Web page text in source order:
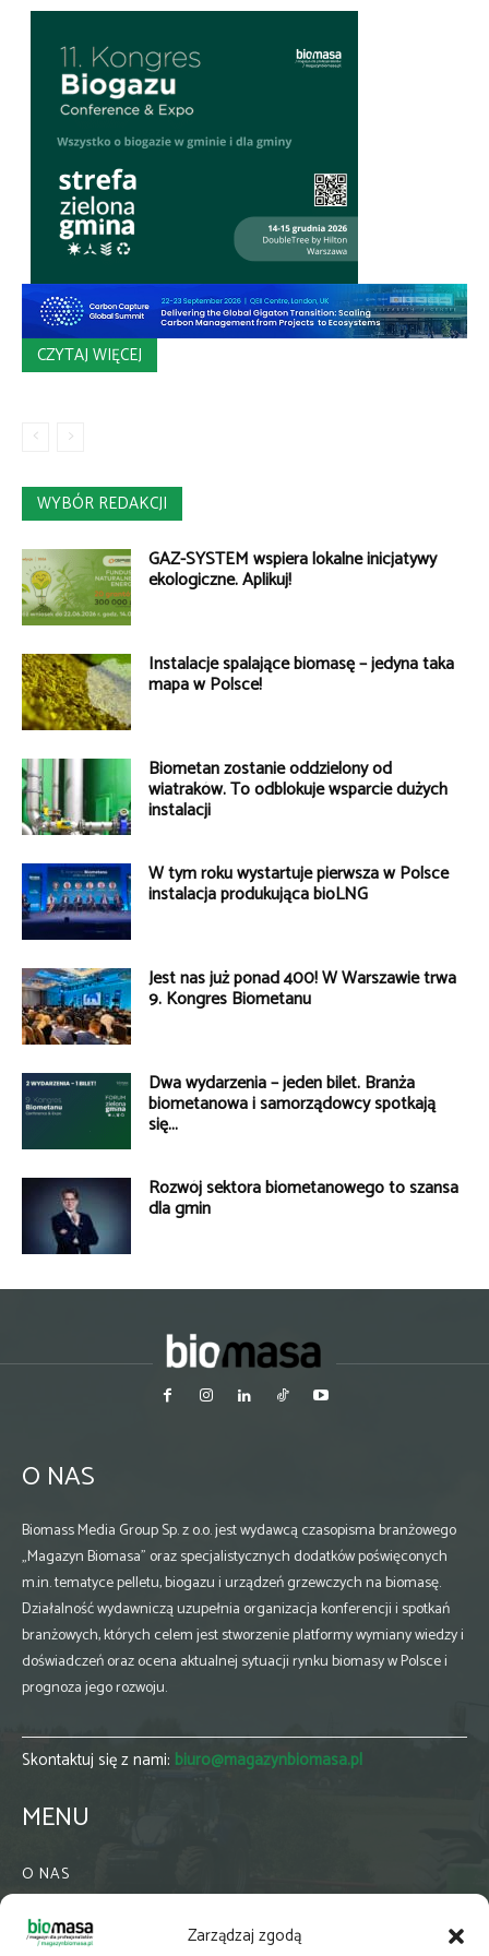
Zarządzaj zgodą
CZYTAJ WIĘCEJ
WYBÓR REDAKCJI
GAZ-SYSTEM wspiera lokalne inicjatywy
ekologiczne. Aplikuj!
Instalacje spalające biomasę – jedyna taka
mapa w Polsce!
Biometan zostanie oddzielony od
wiatraków. To odblokuje wsparcie dużych
instalacji
W tym roku wystartuje pierwsza w Polsce
instalacja produkująca bioLNG
Jest nas już ponad 400! W Warszawie trwa
9. Kongres Biometanu
Dwa wydarzenia – jeden bilet. Branża
biometanowa i samorządowcy spotkają
się...
Rozwój sektora biometanowego to szansa
dla gmin
O NAS
Biomass Media Group Sp. z o.o. jest wydawcą czasopisma branżowego
„Magazyn Biomasa” oraz specjalistycznych dodatków poświęconych
m.in. tematyce pelletu, biogazu i urządzeń grzewczych na biomasę.
Działalność wydawniczą uzupełnia organizacja konferencji i spotkań
branżowych, których celem jest stworzenie platformy wymiany wiedzy i
doświadczeń oraz ocena aktualnej sytuacji rynku biomasy w Polsce i
prognoza jego rozwoju.
Skontaktuj się z nami: biuro@magazynbiomasa.pl
MENU
O NAS
WSPÓŁPRACA